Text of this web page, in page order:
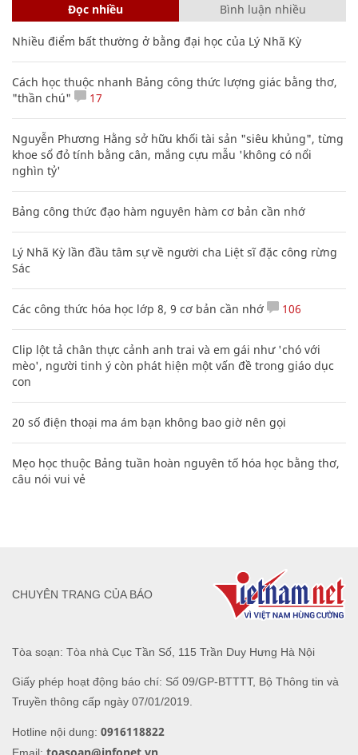
Đọc nhiều Bình luận nhiều
Nhiều điểm bất thường ở bằng đại học của Lý Nhã Kỳ
Cách học thuộc nhanh Bảng công thức lượng giác bằng thơ,
"thần chú"
17
Nguyễn Phương Hằng sở hữu khối tài sản "siêu khủng", từng
khoe sổ đỏ tính bằng cân, mắng cựu mẫu 'không có nổi
nghìn tỷ'
Bảng công thức đạo hàm nguyên hàm cơ bản cần nhớ
Lý Nhã Kỳ lần đầu tâm sự về người cha Liệt sĩ đặc công rừng
Sác
Các công thức hóa học lớp 8, 9 cơ bản cần nhớ 106
Clip lột tả chân thực cảnh anh trai và em gái như 'chó với
mèo', người tinh ý còn phát hiện một vấn đề trong giáo dục
con
20 số điện thoại ma ám bạn không bao giờ nên gọi
Mẹo học thuộc Bảng tuần hoàn nguyên tố hóa học bằng thơ,
câu nói vui vẻ
Tòa soạn: Tòa nhà Cục Tần Số, 115 Trần Duy Hưng Hà Nội
Giấy phép hoạt động báo chí: Số 09/GP-BTTTT, Bộ Thông tin và
Truyền thông cấp ngày 07/01/2019.
Hotline nội dung: 0916118822
CHUYÊN TRANG CỦA BÁO